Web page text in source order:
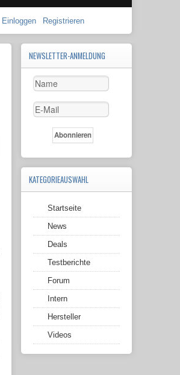
Einloggen Registrieren
NEWSLETTER-ANMELDUNG
KATEGORIEAUSWAHL
Startseite
News
Deals
Testberichte
Forum
Intern
Hersteller
Videos